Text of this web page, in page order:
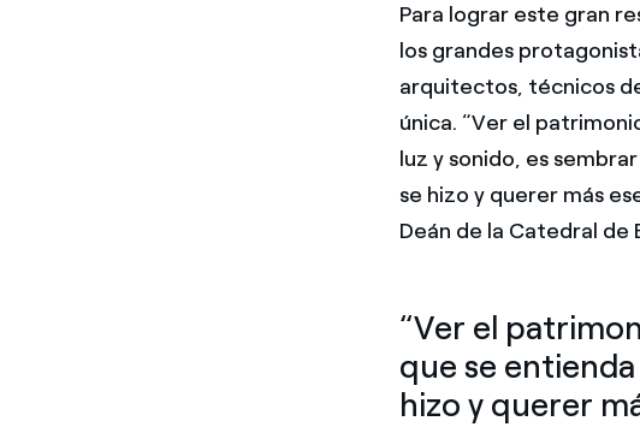
Para lograr este gran
los grandes
arquitectos, técnicos
única. “Ver el
luz y sonido, es
se hizo y querer más
Deán de la Catedral de
“Ver el
que se
hizo y querer